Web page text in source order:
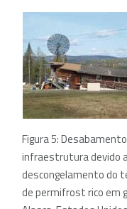
Figura 5:
infraestrutura devido
descongelamento do
de permifrost rico em